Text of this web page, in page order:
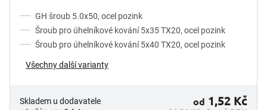
GH šroub 5.0x50, ocel pozink
Šroub pro úhelníkové kování 5x35 TX20, ocel pozink
Šroub pro úhelníkové kování 5x40 TX20, ocel pozink
Všechny další varianty
Skladem u dodavatele od 1,52 Kč